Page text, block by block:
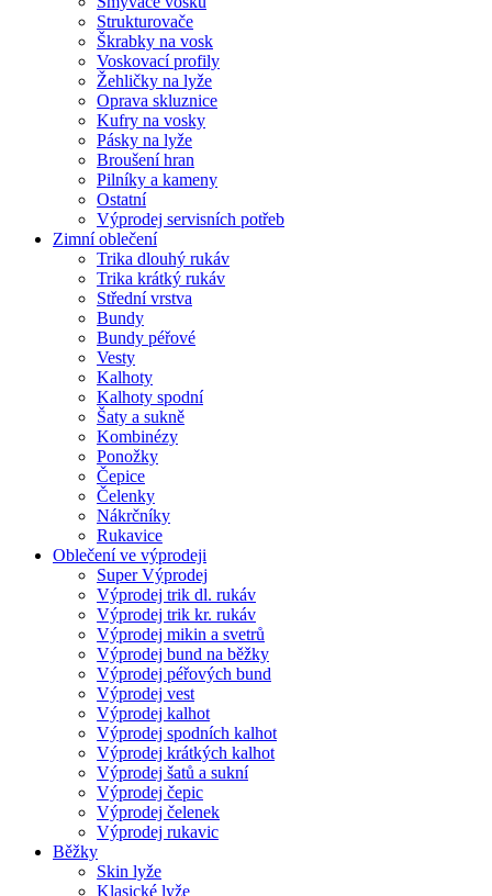
Strukturovače
Škrabky na vosk
Voskovací profily
Žehličky na lyže
Oprava skluznice
Kufry na vosky
Pásky na lyže
Broušení hran
Pilníky a kameny
Ostatní
Výprodej servisních potřeb
Zimní oblečení
Trika dlouhý rukáv
Trika krátký rukáv
Střední vrstva
Bundy
Bundy péřové
Vesty
Kalhoty
Kalhoty spodní
Šaty a sukně
Kombinézy
Ponožky
Čepice
Čelenky
Nákrčníky
Rukavice
Oblečení ve výprodeji
Super Výprodej
Výprodej trik dl. rukáv
Výprodej trik kr. rukáv
Výprodej mikin a svetrů
Výprodej bund na běžky
Výprodej péřových bund
Výprodej vest
Výprodej kalhot
Výprodej spodních kalhot
Výprodej krátkých kalhot
Výprodej šatů a sukní
Výprodej čepic
Výprodej čelenek
Výprodej rukavic
Běžky
Skin lyže
Klasické lyže